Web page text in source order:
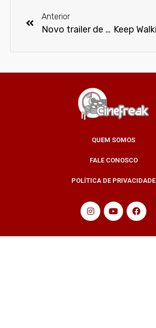
Anterior
Novo trailer de Wolverine – Imortal
QUEM SOMOS
FALE CONOSCO
POLÍTICA DE PRIVACIDADE